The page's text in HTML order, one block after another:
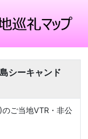
シーキャンド
ご当地VTR・非公